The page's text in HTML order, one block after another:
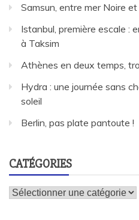
Samsun, entre mer Noire
Istanbul, première escale :
à Taksim
Athènes en deux temps,
Hydra : une journée sans
soleil
Berlin, pas plate pantoute !
CATÉGORIES
Catégories